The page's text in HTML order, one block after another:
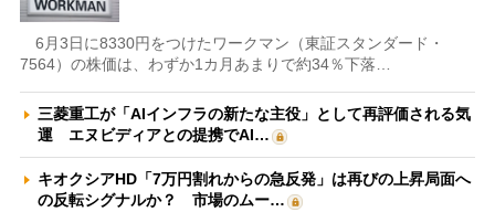
6月3日に8330円をつけたワークマン（東証スタンダード・
7564）の株価は、わずか1カ月あまりで約34％下落…
三菱重工が「AIインフラの新たな主役」として再評価される気
運 エヌビディアとの提携でAI…
キオクシアHD「7万円割れからの急反発」は再びの上昇局面へ
の反転シグナルか？ 市場のムー…